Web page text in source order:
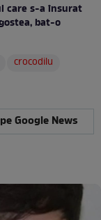
care s-a însurat
bat-o
crocodilu
Google News